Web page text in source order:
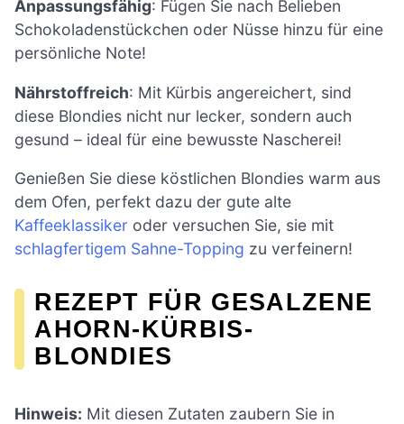
Anpassungsfähig: Fügen Sie nach Belieben
Schokoladenstückchen oder Nüsse hinzu für eine
persönliche Note!
Nährstoffreich: Mit Kürbis angereichert, sind
diese Blondies nicht nur lecker, sondern auch
gesund – ideal für eine bewusste Nascherei!
Genießen Sie diese köstlichen Blondies warm aus
dem Ofen, perfekt dazu der gute alte
Kaffeeklassiker oder versuchen Sie, sie mit
schlagfertigem Sahne-Topping zu verfeinern!
REZEPT FÜR GESALZENE
AHORN-KÜRBIS-
BLONDIES
Hinweis: Mit diesen Zutaten zaubern Sie in